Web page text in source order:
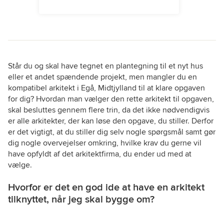
Står du og skal have tegnet en plantegning til et nyt hus
eller et andet spændende projekt, men mangler du en
kompatibel arkitekt i Egå, Midtjylland til at klare opgaven
for dig? Hvordan man vælger den rette arkitekt til opgaven,
skal besluttes gennem flere trin, da det ikke nødvendigvis
er alle arkitekter, der kan løse den opgave, du stiller. Derfor
er det vigtigt, at du stiller dig selv nogle spørgsmål samt gør
dig nogle overvejelser omkring, hvilke krav du gerne vil
have opfyldt af det arkitektfirma, du ender ud med at
vælge.
Hvorfor er det en god ide at have en arkitekt
tilknyttet, når jeg skal bygge om?